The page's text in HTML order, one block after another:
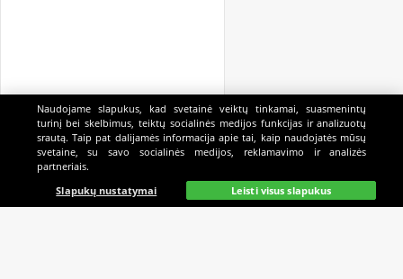
Pagrindinis Gyvai Paieška Mano Kazino
Naudojame slapukus, kad svetainė veiktų tinkamai, suasmenintų
turinį bei skelbimus, teiktų socialinės medijos funkcijas ir analizuotų
srautą. Taip pat dalijamės informacija apie tai, kaip naudojatės mūsų
svetaine, su savo socialinės medijos, reklamavimo ir analizės
partneriais.
Slapukų nustatymai
Leisti visus slapukus